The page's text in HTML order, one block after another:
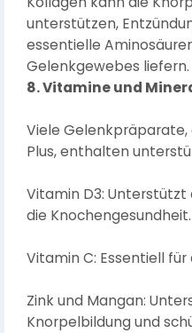
unterstützen,
essentielle
Gelenkgewebes liefern.
8. Vitamine und
Viele
Plus, enthalten
Vitamin D3: Unterstützt
die Knochengesundheit.
Vitamin C: Essentiell
Zink und Mangan:
Knorpelbildung und